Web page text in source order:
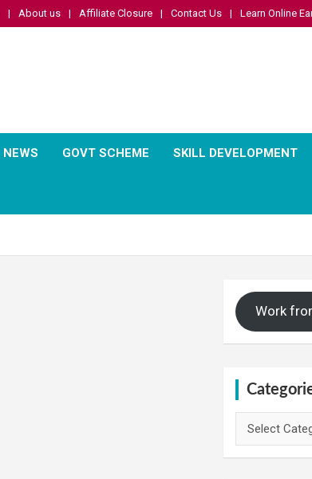
About us Affiliate Closure Contact Us Learn Online
NEWS GOVT SCHEME SKILL DEVELOPMENT
Work